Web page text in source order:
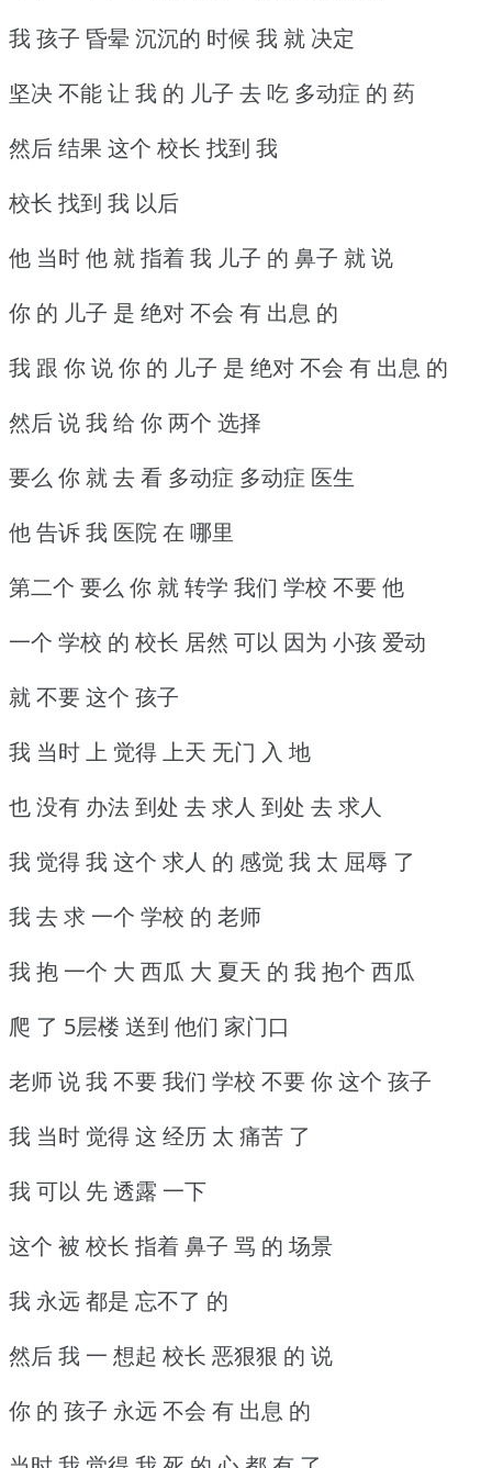
我 孩子 昏晕 沉沉的 时候 我 就 决定
坚决 不能 让 我 的 儿子 去 吃 多动症 的 药
然后 结果 这个 校长 找到 我
校长 找到 我 以后
他 当时 他 就 指着 我 儿子 的 鼻子 就 说
你 的 儿子 是 绝对 不会 有 出息 的
我 跟 你 说 你 的 儿子 是 绝对 不会 有 出息 的
然后 说 我 给 你 两个 选择
要么 你 就 去 看 多动症 多动症 医生
他 告诉 我 医院 在 哪里
第二个 要么 你 就 转学 我们 学校 不要 他
一个 学校 的 校长 居然 可以 因为 小孩 爱动
就 不要 这个 孩子
我 当时 上 觉得 上天 无门 入 地
也 没有 办法 到处 去 求人 到处 去 求人
我 觉得 我 这个 求人 的 感觉 我 太 屈辱 了
我 去 求 一个 学校 的 老师
我 抱 一个 大 西瓜 大 夏天 的 我 抱个 西瓜
爬 了 5层楼 送到 他们 家门口
老师 说 我 不要 我们 学校 不要 你 这个 孩子
我 当时 觉得 这 经历 太 痛苦 了
我 可以 先 透露 一下
这个 被 校长 指着 鼻子 骂 的 场景
我 永远 都是 忘不了 的
然后 我 一 想起 校长 恶狠狠 的 说
你 的 孩子 永远 不会 有 出息 的